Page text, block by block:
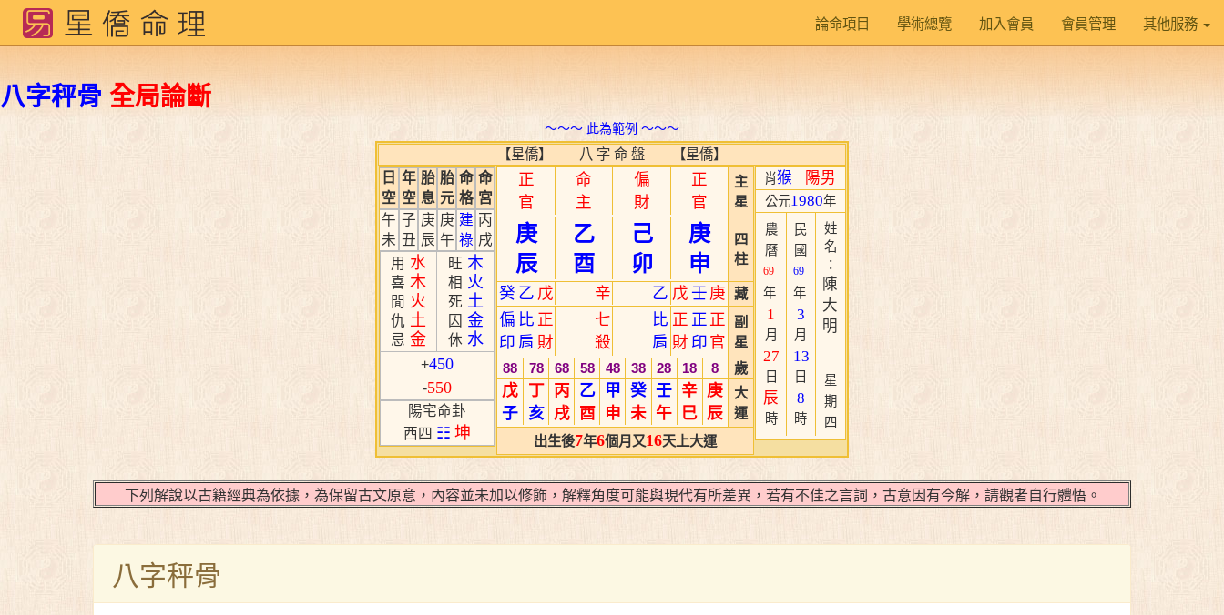
論命項目 學術總覽 加入會員 會員管理 其他服務
八字秤骨 全局論斷
～～～ 此為範例 ～～～
【星僑】 八 字 命 盤 【星僑】
肖猴 陽男
公元1980年
姓
名
：
陳
大
明
星
期
四
民
國
69
年
3
月
13
日
8
時
農
曆
69
年
1
月
27
日
辰
時
主
星
正
官
偏
財
命
主
正
官
四
柱
庚
申
己
卯
乙
酉
庚
辰
藏
庚
壬
戊
乙
辛
戊
乙
癸
副
星
正
官
正
印
正
財
比
肩
七
殺
正
財
比
肩
偏
印
歲
8
18
28
38
48
58
68
78
88
大
運
庚
辰
辛
巳
壬
午
癸
未
甲
申
乙
酉
丙
戌
丁
亥
戊
子
出生後7年6個月又16天上大運
命
宮
命
格
胎
元
胎
息
年
空
日
空
丙
戌
建
祿
庚
午
庚
辰
子
丑
午
未
旺 木
相 火
死 土
囚 金
休 水
用 水
喜 木
閒 火
仇 土
忌 金
+450
-550
陽宅命卦
西四 ☷ 坤
下列解說以古籍經典為依據，為保留古文原意，內容並未加以修飾，解釋角度可能與現代有所差異，若有不佳之言詞，古意因有今解，請觀者自行體悟。
八字秤骨